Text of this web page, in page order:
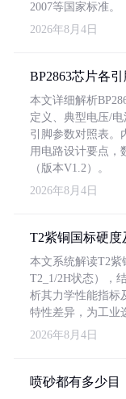
2007等国家标准。
2026年8月4日
BP2863芯片各
本文详细解析
定义、典型电压/
引脚参数对照表。
用电路设计要点，
（版本V1.2）。
2026年8月4日
T2紫铜国标硬
本文系统解读T2紫
T2_1/2H状态），
析其力学性能指标
特性差异，为工业
2026年8月4日
喷砂都有多少目